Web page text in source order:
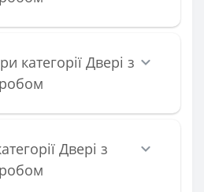
категорії Двері з
Двері з